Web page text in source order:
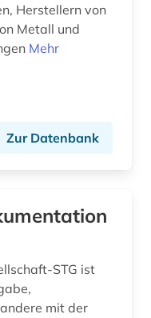
Herstellern von
Metall und
Mehr
Zur Datenbank
STG ist
mit der